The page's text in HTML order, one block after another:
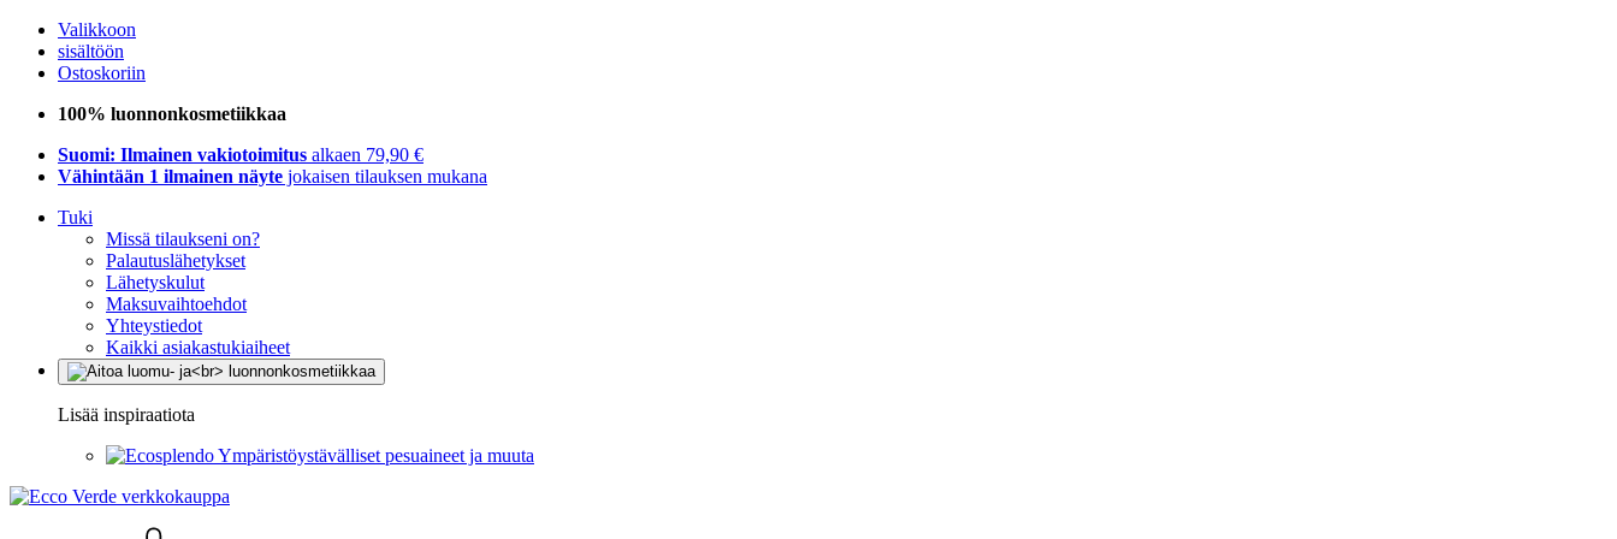
Valikkoon
sisältöön
Ostoskoriin
100% luonnonkosmetiikkaa
Suomi: Ilmainen vakiotoimitus alkaen 79,90 €
Vähintään 1 ilmainen näyte jokaisen tilauksen mukana
Tuki
Missä tilaukseni on?
Palautuslähetykset
Lähetyskulut
Maksuvaihtoehdot
Yhteystiedot
Kaikki asiakastukiaiheet
Lisää inspiraatiota
Ympäristöystävälliset pesuaineet ja muuta